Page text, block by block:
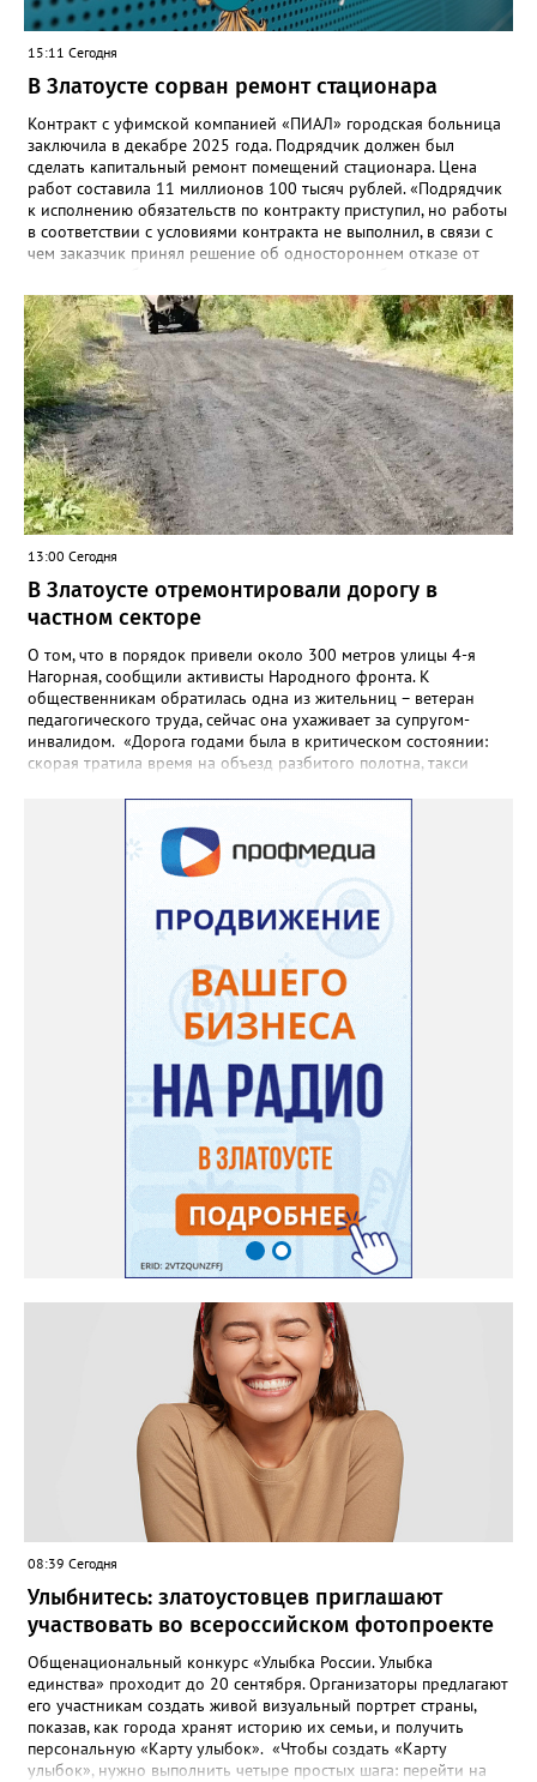
15:11 Сегодня
В Златоусте сорван ремонт стационара
Контракт с уфимской компанией «ПИАЛ» городская больница
заключила в декабре 2025 года. Подрядчик должен был
сделать капитальный ремонт помещений стационара. Цена
работ составила 11 миллионов 100 тысяч рублей. «Подрядчик
к исполнению обязательств по контракту приступил, но работы
в соответствии с условиями контракта не выполнил, в связи с
чем заказчик принял решение об одностороннем отказе от
Челябинском УФАС. Антимонопольная служба приняла
решение включить ООО «ПИАЛ» в реестр недобросовестных
поставщиков. В чёрном списке уфимский подрядчик будет два
года.
13:00 Сегодня
В Златоусте отремонтировали дорогу в
частном секторе
О том, что в порядок привели около 300 метров улицы 4-я
Нагорная, сообщили активисты Народного фронта. К
общественникам обратилась одна из жительниц – ветеран
педагогического труда, сейчас она ухаживает за супругом-
инвалидом. «Дорога годами была в критическом состоянии:
скорая тратила время на объезд разбитого полотна, такси
однажды реанимация не смогла добраться до больного.
Жители писали в администрацию города и другие инстанции,
пытались ремонтировать дорогу своими силами – всё тщетно»,
– рассказали в ОНФ. Общественники подчеркнули: именно
они добились, чтобы участок разровняли и отсыпали. Для
этого потребовалось обратиться в мэрию Златоуста.
08:39 Сегодня
Улыбнитесь: златоустовцев приглашают
участвовать во всероссийском фотопроекте
Общенациональный конкурс «Улыбка России. Улыбка
единства» проходит до 20 сентября. Организаторы предлагают
его участникам создать живой визуальный портрет страны,
показав, как города хранят историю их семьи, и получить
персональную «Карту улыбок». «Чтобы создать «Карту
улыбок», нужно выполнить четыре простых шага: перейти на